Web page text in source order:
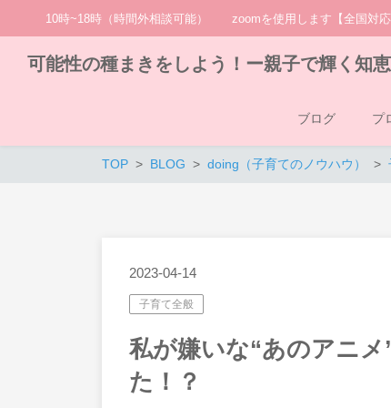
10時~18時（時間外相談可能） zoomを使用します【全国対応
可能性の種まきをしよう！ー親子で輝く知
ブログ プ
TOP BLOG doing（子育てのノウハウ）
2023-04-14
子育て全般
私が嫌いな“あのアニ
た！？